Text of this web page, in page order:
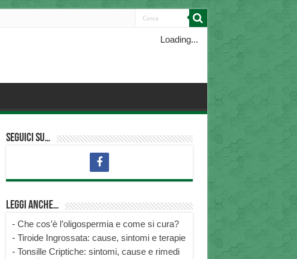
Loading...
Seguici su…
Leggi anche…
- Che cos’è l’oligospermia e come si cura?
- Tiroide Ingrossata: cause, sintomi e terapie
- Tonsille Criptiche: sintomi, cause e rimedi